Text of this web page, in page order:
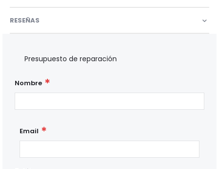
RESEÑAS
Presupuesto de reparación
Nombre
Email